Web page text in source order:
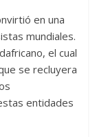
en una
mundiales.
el cual
se recluyera
entidades